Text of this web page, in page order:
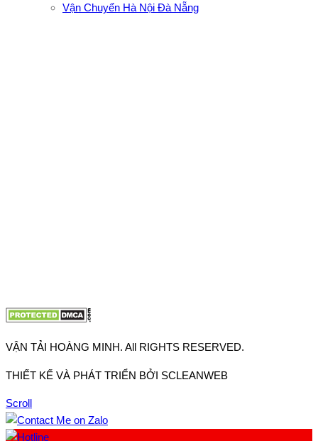
Vận Chuyển Hà Nội Đà Nẵng
VẬN TẢI HOÀNG MINH. All RIGHTS RESERVED.
THIẾT KẾ VÀ PHÁT TRIỂN BỞI SCLEANWEB
Scroll